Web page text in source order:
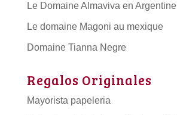
Le Domaine Almaviva en Argentine
Le domaine Magoni au mexique
Domaine Tianna Negre
Regalos Originales
Mayorista papeleria